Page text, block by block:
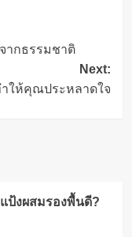
ากธรรมชาติ
Next:
ให้คุณประหลาดใจ
ป้งผสมรองพื้นดี?